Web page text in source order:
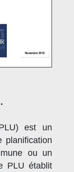
est un
planification
ou un
PLU établit